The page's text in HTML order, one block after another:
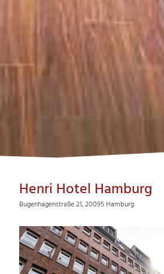
Henri Hotel Hamburg
Bugenhagenstraße 21, 20095 Hamburg